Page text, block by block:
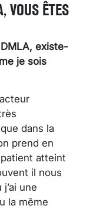
VOUS ÊTES
existe-
je sois
dans la
prend en
atteint
il nous
une
la même